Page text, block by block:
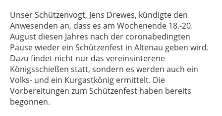
Unser Schützenvogt, Jens Drewes, kündigte den
Anwesenden an, dass es am Wochenende 18.-20.
August diesen Jahres nach der coronabedingten
Pause wieder ein Schützenfest in Altenau geben wird.
Dazu findet nicht nur das vereinsinterene
Königsschießen statt, sondern es werden auch ein
Volks- und ein Kurgastkönig ermittelt. Die
Vorbereitungen zum Schützenfest haben bereits
begonnen.